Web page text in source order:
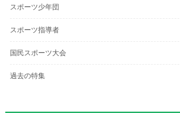
スポーツ少年団
スポーツ指導者
国民スポーツ大会
過去の特集